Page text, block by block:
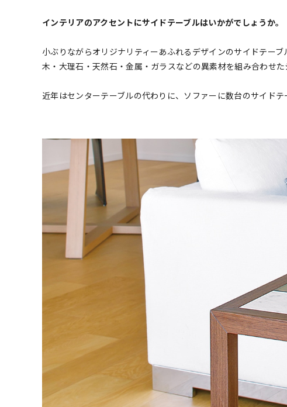
インテリアのアクセントにサイドテーブルはいかがでしょうか。
小ぶりながらオリジナリティーあふれるデザインのサイドテーブ
木・大理石・天然石・金属・ガラスなどの異素材を組み合わせた
近年はセンターテーブルの代わりに、ソファーに数台のサイド